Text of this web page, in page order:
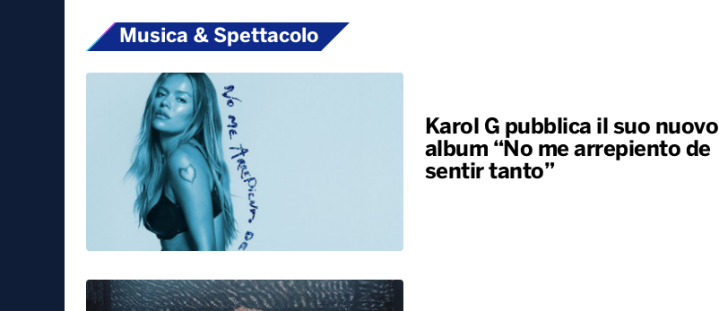
Musica & Spettacolo
Karol G pubblica il suo nuovo
album “No me arrepiento de
sentir tanto”